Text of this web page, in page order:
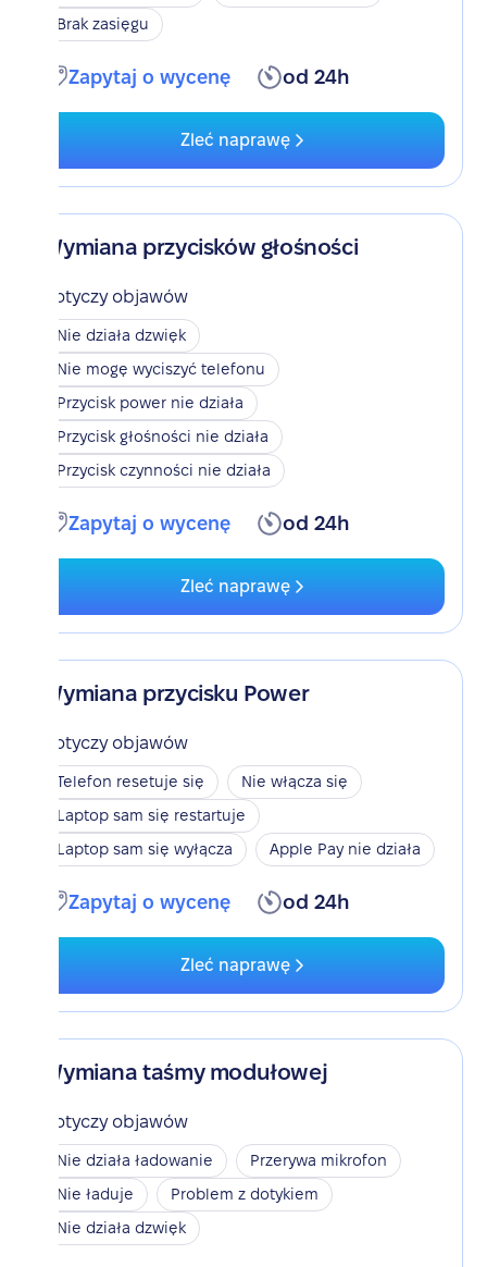
Brak zasięgu
Zapytaj o wycenę od 24h
Zleć naprawę
Wymiana przycisków głośności
Dotyczy objawów
Nie działa dzwięk
Nie mogę wyciszyć telefonu
Przycisk power nie działa
Przycisk głośności nie działa
Przycisk czynności nie działa
Zapytaj o wycenę od 24h
Zleć naprawę
Wymiana przycisku Power
Dotyczy objawów
Telefon resetuje się
Nie włącza się
Laptop sam się restartuje
Laptop sam się wyłącza
Apple Pay nie działa
Zapytaj o wycenę od 24h
Zleć naprawę
Wymiana taśmy modułowej
Dotyczy objawów
Nie działa ładowanie
Przerywa mikrofon
Nie ładuje
Problem z dotykiem
Nie działa dzwięk